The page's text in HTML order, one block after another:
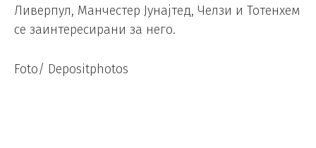
Ливерпул, Манчестер Јунајтед, Челзи и Тотенхем
се заинтересирани за него.
Foto/ Depositphotos